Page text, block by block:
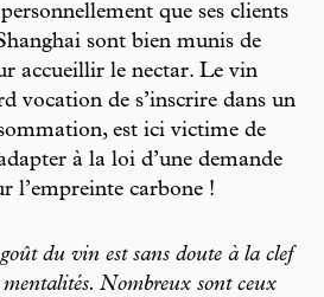
personnellement que ses clients
sont bien munis de
accueillir le nectar. Le vin
vocation de s’inscrire dans un
est ici victime de
à la loi d’une demande
l’empreinte carbone !
du vin est sans doute à la clef
Nombreux sont ceux